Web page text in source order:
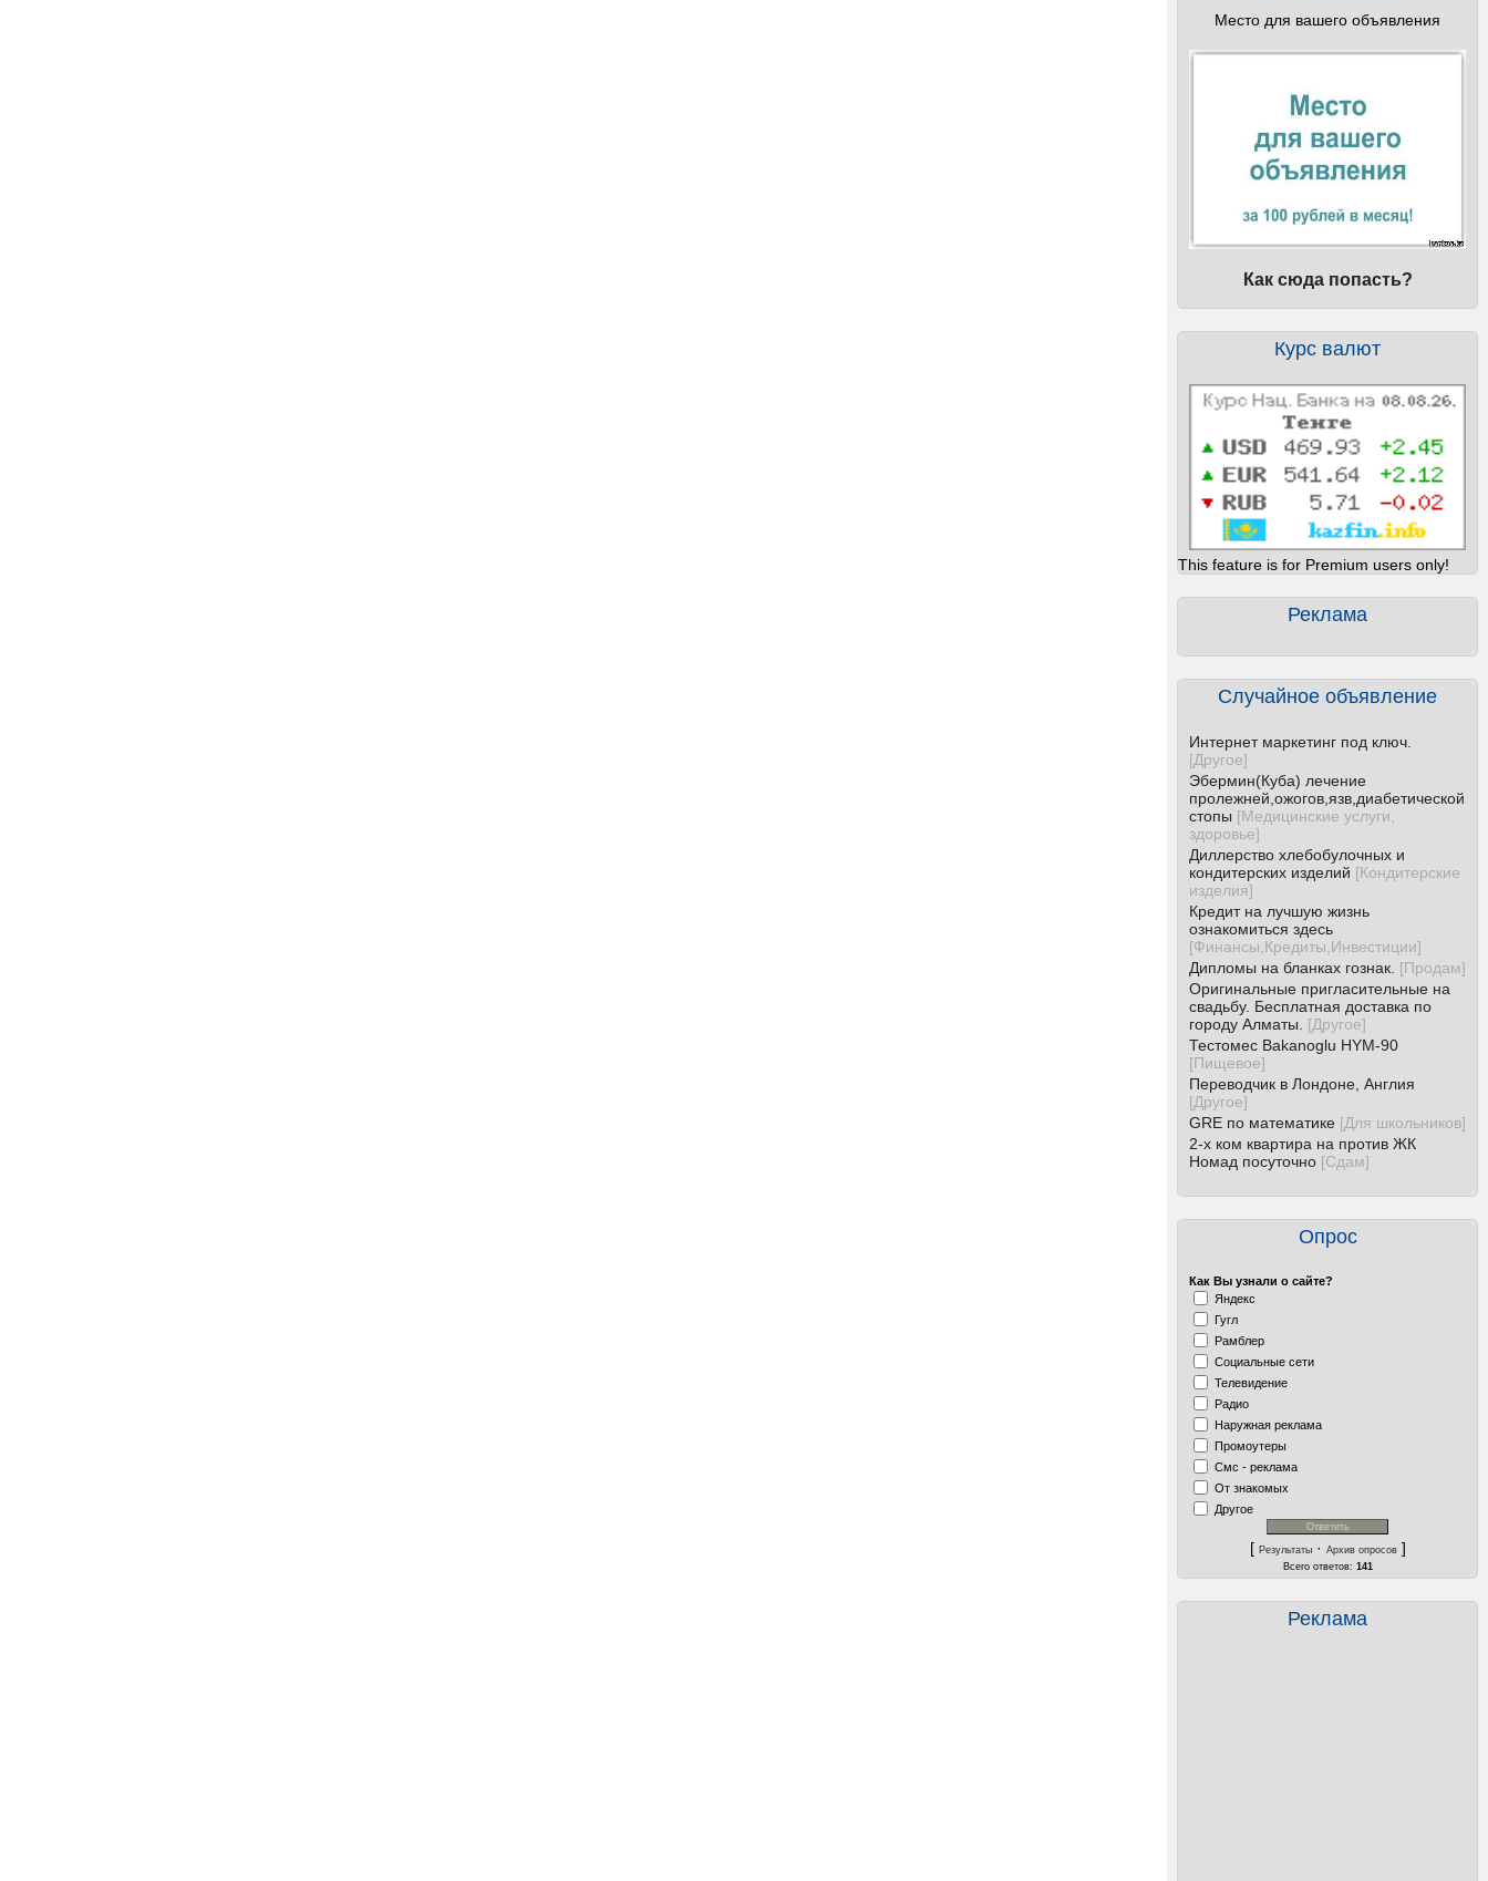
Место для вашего объявления
Как сюда попасть?
Курс валют
This feature is for Premium users only!
Реклама
Случайное объявление
Интернет маркетинг под ключ.
[Другое]
Эбермин(Куба) лечение
пролежней,ожогов,язв,диабетической
стопы [Медицинские услуги,
здоровье]
Диллерство хлебобулочных и
кондитерских изделий [Кондитерские
изделия]
Кредит на лучшую жизнь
ознакомиться здесь
[Финансы,Кредиты,Инвестиции]
Дипломы на бланках гознак. [Продам]
Оригинальные пригласительные на
свадьбу. Бесплатная доставка по
городу Алматы.
[Другое]
Тестомес Bakanoglu HYM-90
[Пищевое]
Переводчик в Лондоне, Англия
[Другое]
GRE по математике [Для школьников]
2-х ком квартира на против ЖК
Номад посуточно [Сдам]
Опрос
Как Вы узнали о сайте?
Яндекс
Гугл
Рамблер
Социальные сети
Телевидение
Радио
Наружная реклама
Промоутеры
Смс - реклама
От знакомых
Другое
[ Результаты· Архив опросов]
Всего ответов: 141
Реклама